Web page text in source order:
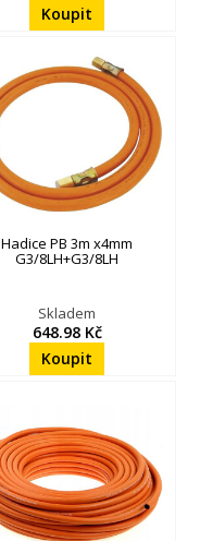
Hadice PB 3m x4mm
G3/8LH+G3/8LH
Skladem
648.98 Kč